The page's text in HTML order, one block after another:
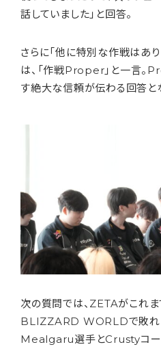
話していました」と回答。
さらに「他に特別な作戦はあ
は、「作戦Proper」と一言。
す絶大な信頼が伝わる回答と
次の質問では、ZETAがこれ
BLIZZARD WORLDで敗れ
Mealgaru選手とCrustyコー